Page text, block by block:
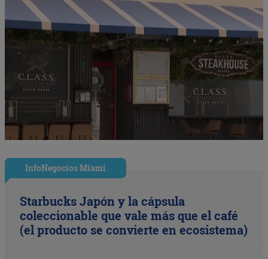
InfoNegocios Miami
Starbucks Japón y la cápsula
coleccionable que vale más que el café
(el producto se convierte en ecosistema)